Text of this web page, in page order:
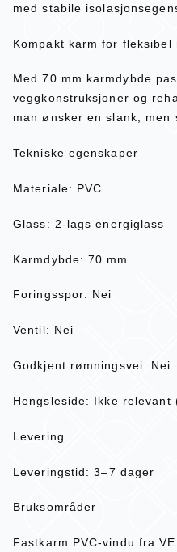
med stabile
Kompakt karm for fleksibel
Med 70 mm karmdybde
veggkonstruksjoner og
man ønsker en slank, men
Tekniske egenskaper
Materiale: PVC
Glass: 2-lags energiglass
Karmdybde: 70 mm
Foringsspor: Nei
Ventil: Nei
Godkjent rømningsvei: Nei
Hengsleside: Ikke relevant
Levering
Leveringstid: 3–7 dager
Bruksområder
Fastkarm PVC-vindu fra